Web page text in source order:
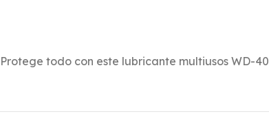
Protege todo con este lubricante multiusos WD-40